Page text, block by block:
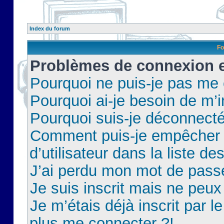
Index du forum
Problèmes de connexion
Pourquoi ne puis-je pas
Pourquoi ai-je besoin de
Pourquoi suis-je
Comment puis-je
d’utilisateur dans la liste
J’ai perdu mon mot de
Je suis inscrit mais ne
Je m’étais déjà inscrit par